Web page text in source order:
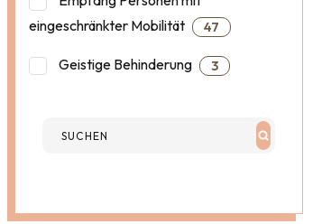
eingeschränkter Mobilität
47
Geistige Behinderung 3